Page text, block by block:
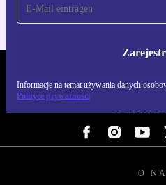
Informacje na temat używania danych
Polityce prywatności
O